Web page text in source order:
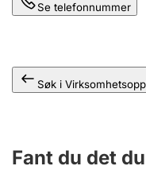
Se telefonnummer
Søk i
Fant du det